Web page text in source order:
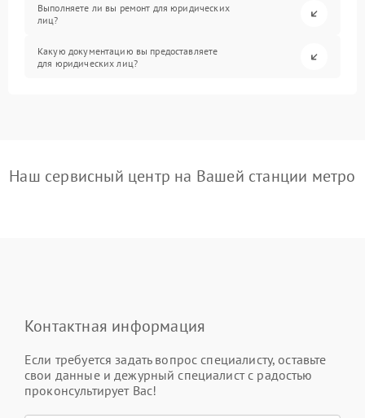
Выполняете ли вы ремонт для юридических
лиц?
Какую документацию вы предоставляете
для юридических лиц?
Наш сервисный центр на Вашей станции метро
Контактная информация
Если требуется задать вопрос специалисту, оставьте
свои данные и дежурный специалист с радостью
проконсультирует Вас!